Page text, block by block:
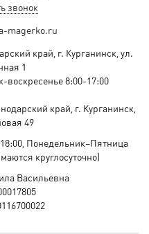
звонок
magerko.ru
край, г. Курганинск, ул.
1
воскресенье 8:00-17:00
край, г. Курганинск,
49
Понедельник–Пятница
круглосуточно)
Васильевна